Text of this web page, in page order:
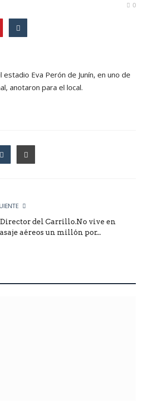
0
Eva Perón de Junín, en uno de
anotaron para el local.
del Carrillo.No vive en
aéreos un millón por...